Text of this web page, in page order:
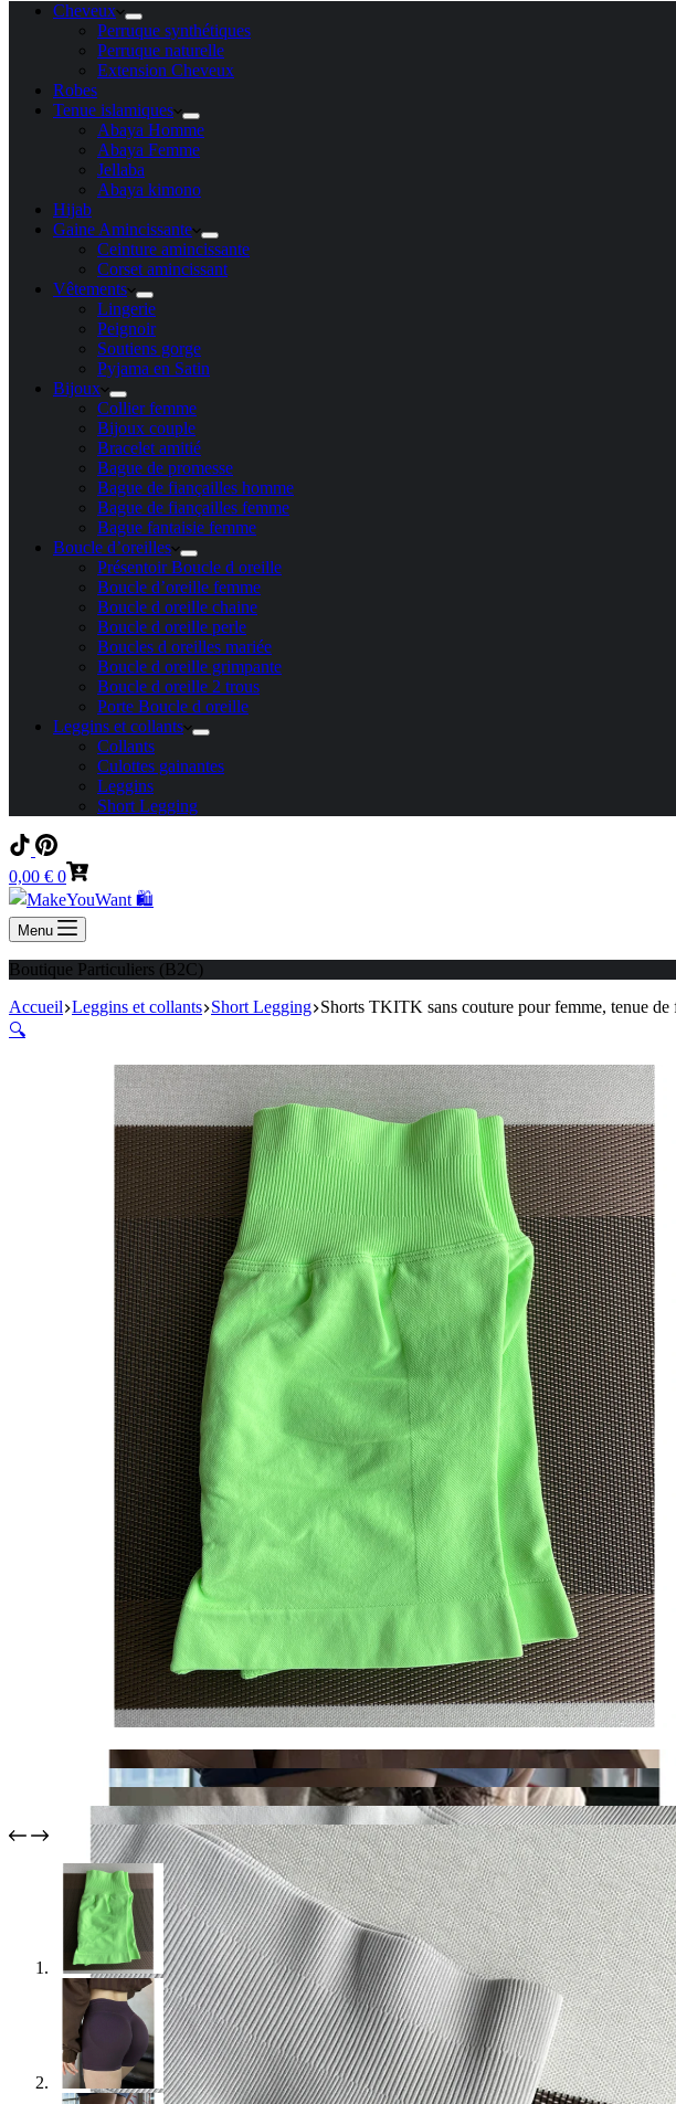
Cheveux
Perruque synthétiques
Perruque naturelle
Extension Cheveux
Robes
Tenue islamiques
Abaya Homme
Abaya Femme
Jellaba
Abaya kimono
Hijab
Gaine Amincissante
Ceinture amincissante
Corset amincissant
Vêtements
Lingerie
Peignoir
Soutiens gorge
Pyjama en Satin
Bijoux
Collier femme
Bijoux couple
Bracelet amitié
Bague de promesse
Bague de fiançailles homme
Bague de fiançailles femme
Bague fantaisie femme
Boucle d’oreilles
Présentoir Boucle d oreille
Boucle d’oreille femme
Boucle d oreille chaine
Boucle d oreille perle
Boucles d oreilles mariée
Boucle d oreille grimpante
Boucle d oreille 2 trous
Porte Boucle d oreille
Leggins et collants
Collants
Culottes gainantes
Leggins
Short Legging
Panier
d’achat
0,00 € 0
Menu
Boutique Particuliers (B2C)
Accueil Leggins et collants Short Legging Shorts TKITK sans couture pour femme, tenue
🔍